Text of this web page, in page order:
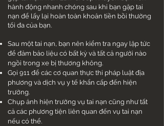
hành động nhanh chóng sau khi bạn gặp tai
nạn để lấy lại hoàn toàn khoản tiền bồi thường
tối đa của bạn.
Sau một tai nạn, bạn nên kiểm tra ngay lập tức
để đảm bảo liệu có bất kỳ và tất cả người nào
ngồi trong xe bị thương không.
Gọi 911 để các cơ quan thực thi pháp luật địa
phương và dịch vụ y tế khẩn cấp đến hiện
trường.
Chụp ảnh hiện trường vụ tai nạn cũng như tất
cả các phương tiện liên quan đến vụ tai nạn
nếu có thể.